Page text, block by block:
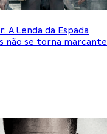
A Lenda da Espada
não se torna marcante